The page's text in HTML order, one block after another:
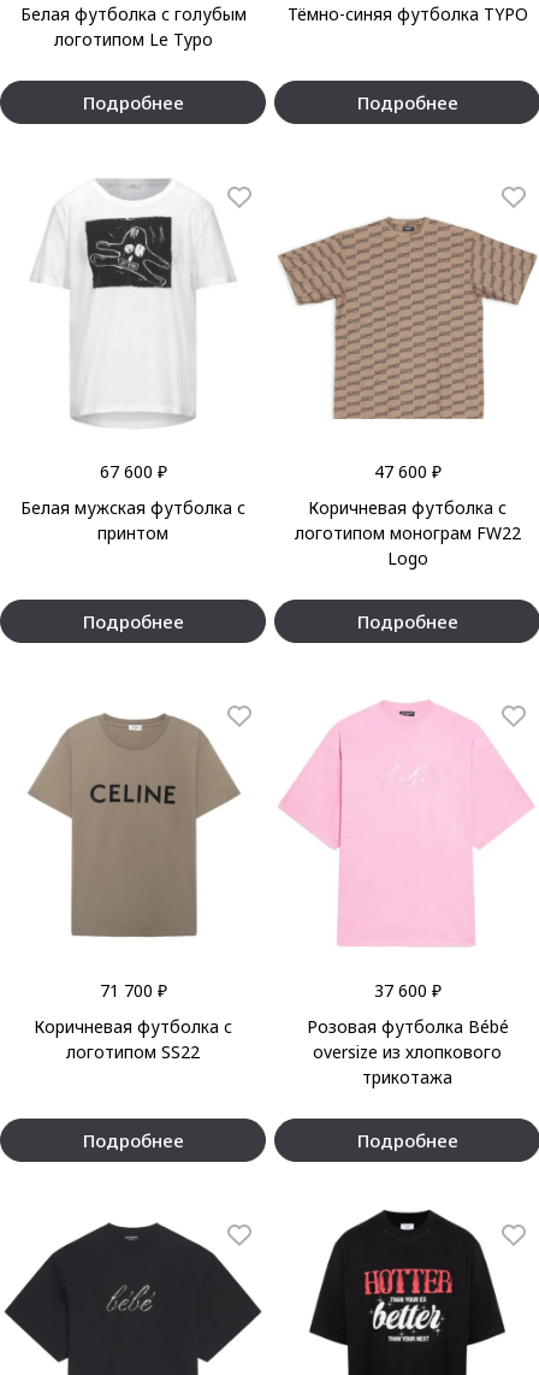
Белая футболка с голубым
логотипом Le Typo
Подробнее
Тёмно-синяя футболка TYPO
Подробнее
67 600 ₽
Белая мужская футболка с
принтом
Подробнее
47 600 ₽
Коричневая футболка с
логотипом монограм FW22
Logo
Подробнее
71 700 ₽
Коричневая футболка с
логотипом SS22
Подробнее
37 600 ₽
Розовая футболка Bébé
oversize из хлопкового
трикотажа
Подробнее